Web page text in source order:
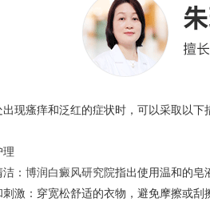
出现瘙痒和泛红的症状时，可以采取以下
理
： 博润白癜风研究院指出使用温和的皂
激：穿宽松舒适的衣物，避免摩擦或刮